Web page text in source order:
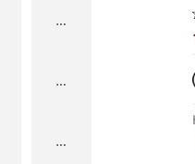
...
...
...